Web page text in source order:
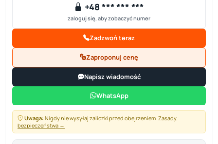
+48 *** *** ***
zaloguj się, aby zobaczyć numer
Zadzwoń teraz
Zaproponuj cenę
Napisz wiadomość
WhatsApp
Uwaga: Nigdy nie wysyłaj zaliczki przed obejrzeniem. Zasady
bezpieczeństwa →